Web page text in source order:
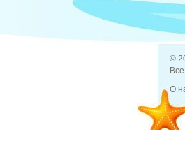
27 дек 2012
Какое
Отдых и туризм
©
О